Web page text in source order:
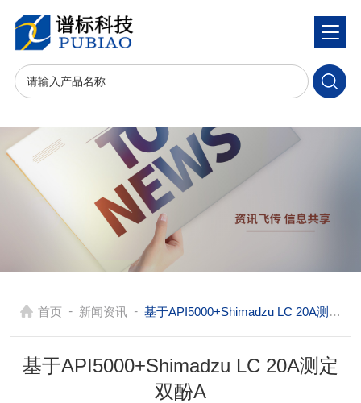
首页 - 新闻资讯 - 基于API5000+Shimadzu LC 20A测定双酚A
基于API5000+Shimadzu LC 20A测定
双酚A